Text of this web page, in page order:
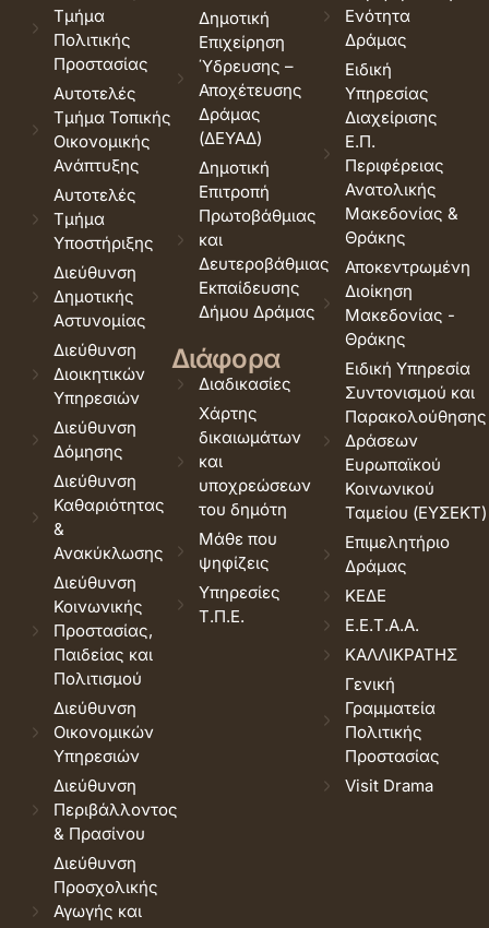
Τμήμα
Πολιτικής
Προστασίας
Αυτοτελές
Τμήμα Τοπικής
Οικονομικής
Ανάπτυξης
Αυτοτελές
Τμήμα
Υποστήριξης
Διεύθυνση
Δημοτικής
Αστυνομίας
Διεύθυνση
Διοικητικών
Υπηρεσιών
Διεύθυνση
Δόμησης
Διεύθυνση
Καθαριότητας
&
Ανακύκλωσης
Διεύθυνση
Κοινωνικής
Προστασίας,
Παιδείας και
Πολιτισμού
Διεύθυνση
Οικονομικών
Υπηρεσιών
Διεύθυνση
Περιβάλλοντος
& Πρασίνου
Διεύθυνση
Προσχολικής
Αγωγής και
Δημοτική
Επιχείρηση
Ύδρευσης –
Αποχέτευσης
Δράμας
(ΔΕΥΑΔ)
Δημοτική
Επιτροπή
Πρωτοβάθμιας
και
Δευτεροβάθμιας
Εκπαίδευσης
Δήμου Δράμας
Διάφορα
Διαδικασίες
Χάρτης
δικαιωμάτων
και
υποχρεώσεων
του δημότη
Μάθε που
ψηφίζεις
Υπηρεσίες
Τ.Π.Ε.
Ενότητα
Δράμας
Ειδική
Υπηρεσίας
Διαχείρισης
Ε.Π.
Περιφέρειας
Ανατολικής
Μακεδονίας &
Θράκης
Αποκεντρωμένη
Διοίκηση
Μακεδονίας -
Θράκης
Ειδική Υπηρεσία
Συντονισμού και
Παρακολούθησης
Δράσεων
Ευρωπαϊκού
Κοινωνικού
Ταμείου (ΕΥΣΕΚΤ)
Επιμελητήριο
Δράμας
ΚΕΔΕ
Ε.Ε.Τ.Α.Α.
ΚΑΛΛΙΚΡΑΤΗΣ
Γενική
Γραμματεία
Πολιτικής
Προστασίας
Visit Drama